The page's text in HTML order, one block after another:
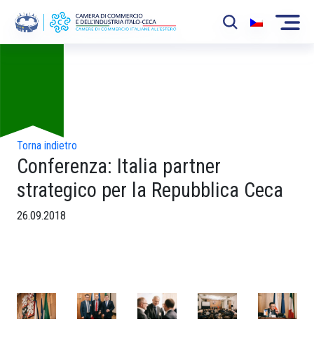
Eventi
Sviluppo Mercato
Soci
Area riservata
Torna indietro
Conferenza: Italia partner
strategico per la Repubblica Ceca
26.09.2018